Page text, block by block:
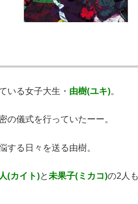
いる女子大生・ 由樹(ユキ)。
儀式を行っていたーー。
する日々を送る由樹。
(カイト)と未果子(ミカコ)の2人も